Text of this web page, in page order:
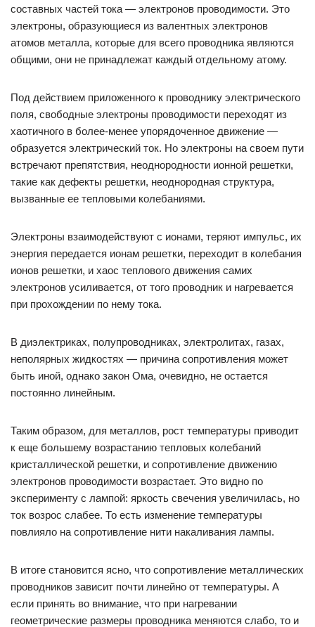
составных частей тока — электронов проводимости. Это
электроны, образующиеся из валентных электронов
атомов металла, которые для всего проводника являются
общими, они не принадлежат каждый отдельному атому.
Под действием приложенного к проводнику электрического
поля, свободные электроны проводимости переходят из
хаотичного в более-менее упорядоченное движение —
образуется электрический ток. Но электроны на своем пути
встречают препятствия, неоднородности ионной решетки,
такие как дефекты решетки, неоднородная структура,
вызванные ее тепловыми колебаниями.
Электроны взаимодействуют с ионами, теряют импульс, их
энергия передается ионам решетки, переходит в колебания
ионов решетки, и хаос теплового движения самих
электронов усиливается, от того проводник и нагревается
при прохождении по нему тока.
В диэлектриках, полупроводниках, электролитах, газах,
неполярных жидкостях — причина сопротивления может
быть иной, однако закон Ома, очевидно, не остается
постоянно линейным.
Таким образом, для металлов, рост температуры приводит
к еще большему возрастанию тепловых колебаний
кристаллической решетки, и сопротивление движению
электронов проводимости возрастает. Это видно по
эксперименту с лампой: яркость свечения увеличилась, но
ток возрос слабее. То есть изменение температуры
повлияло на сопротивление нити накаливания лампы.
В итоге становится ясно, что сопротивление металлических
проводников зависит почти линейно от температуры. А
если принять во внимание, что при нагревании
геометрические размеры проводника меняются слабо, то и